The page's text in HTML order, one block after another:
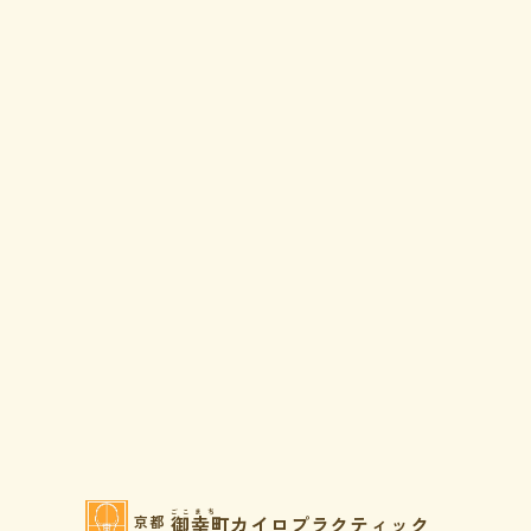
京都 ごこまち
御幸町カイロプラクティック